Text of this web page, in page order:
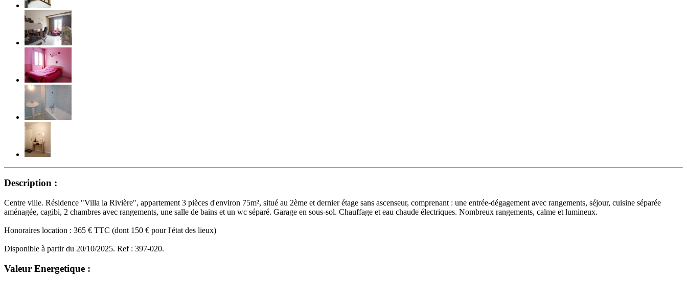
Description :
Centre ville. Résidence "Villa la Rivière", appartement 3 pièces d'environ 75m², situé au 2ème et dernier étage sans ascenseur, comprenant : une entrée-dégagement avec rangements, séjour, cuisine séparée
aménagée, cagibi, 2 chambres avec rangements, une salle de bains et un wc séparé. Garage en sous-sol. Chauffage et eau chaude électriques. Nombreux rangements, calme et lumineux.
Honoraires location : 365 € TTC (dont 150 € pour l'état des lieux)
Disponible à partir du 20/10/2025. Ref : 397-020.
Valeur Energetique :